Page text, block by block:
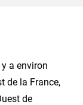
a environ
de la France,
de